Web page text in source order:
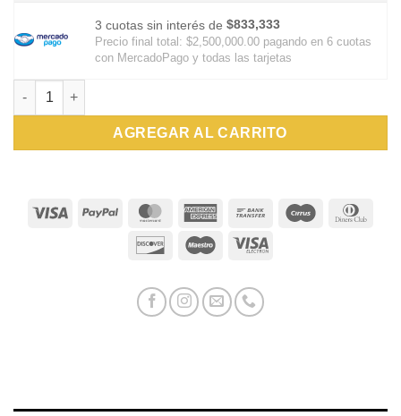
3 cuotas sin interés de $833,333
Precio final total: $2,500,000.00 pagando en 6 cuotas
con MercadoPago y todas las tarjetas
Copa SUDAMERICANA CONMEBOL Replica cantidad
AGREGAR AL CARRITO
Visa PayPal MasterCardAmerican
Express
Bank
Cirrus
Discover MaestroVisa